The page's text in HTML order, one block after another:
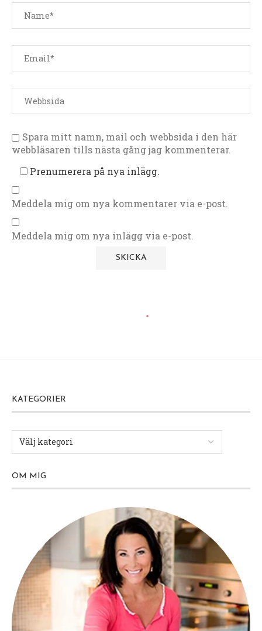
Spara mitt namn, mail och webbsida i den här
webbläsaren tills nästa gång jag kommenterar.
Prenumerera på nya inlägg.
Meddela mig om nya kommentarer via e-post.
Meddela mig om nya inlägg via e-post.
KATEGORIER
OM MIG